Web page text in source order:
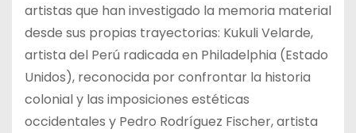
artistas que han investigado la memoria material
desde sus propias trayectorias: Kukuli Velarde,
artista del Perú radicada en Philadelphia (Estado
Unidos), reconocida por confrontar la historia
colonial y las imposiciones estéticas
occidentales y Pedro Rodríguez Fischer, artista